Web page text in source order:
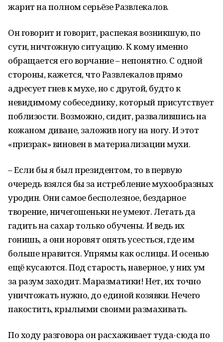
жарит на полном серьёзе Развлекалов.
Он говорит и говорит, распекая возникшую, по
сути, ничтожную ситуацию. К кому именно
обращается его ворчание – непонятно. С одной
стороны, кажется, что Развлекалов прямо
адресует гнев к мухе, но с другой, будто к
невидимому собеседнику, который присутствует
поблизости. Возможно, сидит, развалившись на
кожаном диване, заложив ногу на ногу. И этот
«призрак» виновен в материализации мухи.
– Если бы я был президентом, то в первую
очередь взялся бы за истребление мухообразных
уродин. Они самое бесполезное, бездарное
творение, ничегошеньки не умеют. Летать да
гадить на сахар только обучены. И ведь их
гонишь, а они норовят опять усесться, где им
больше нравится. Упрямы как ослицы. И осенью
ещё кусаются. Под старость, наверное, у них ум
за разум заходит. Маразматики! Нет, их точно
уничтожать нужно, до единой козявки. Нечего
пакостить, крыльями своими размахивать.
По ходу разговора он расхаживает туда-сюда по